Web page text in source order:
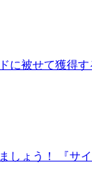
被せて獲得
ょう！ 『